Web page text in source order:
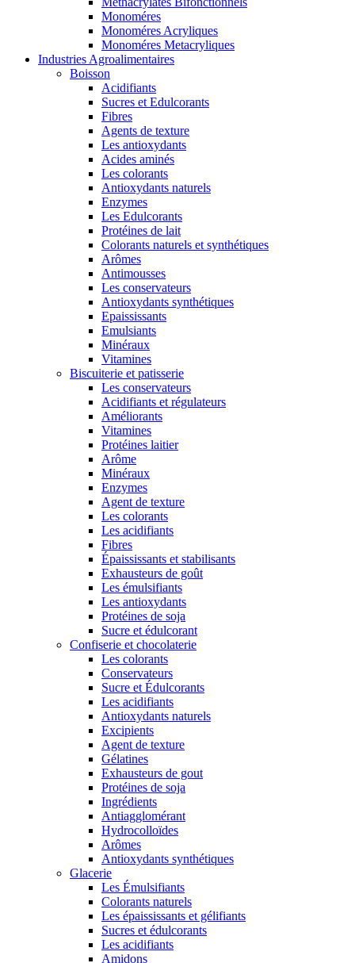
Monoméres
Monoméres Acryliques
Monoméres Metacryliques
Industries Agroalimentaires
Boisson
Acidifiants
Sucres et Edulcorants
Fibres
Agents de texture
Les antioxydants
Acides aminés
Les colorants
Antioxydants naturels
Enzymes
Les Edulcorants
Protéines de lait
Colorants naturels et synthétiques
Arômes
Antimousses
Les conservateurs
Antioxydants synthétiques
Epaississants
Emulsiants
Minéraux
Vitamines
Biscuiterie et patisserie
Les conservateurs
Acidifiants et régulateurs
Améliorants
Vitamines
Protéines laitier
Arôme
Minéraux
Enzymes
Agent de texture
Les colorants
Les acidifiants
Fibres
Épaississants et stabilisants
Exhausteurs de goût
Les émulsifiants
Les antioxydants
Protéines de soja
Sucre et édulcorant
Confiserie et chocolaterie
Les colorants
Conservateurs
Sucre et Édulcorants
Les acidifiants
Antioxydants naturels
Excipients
Agent de texture
Gélatines
Exhausteurs de gout
Protéines de soja
Ingrédients
Antiagglomérant
Hydrocolloïdes
Arômes
Antioxydants synthétiques
Glacerie
Les Émulsifiants
Colorants naturels
Les épaississants et gélifiants
Sucres et édulcorants
Les acidifiants
Amidons